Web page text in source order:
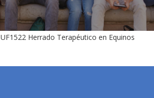
UF1522 Herrado Terapéutico en Equinos